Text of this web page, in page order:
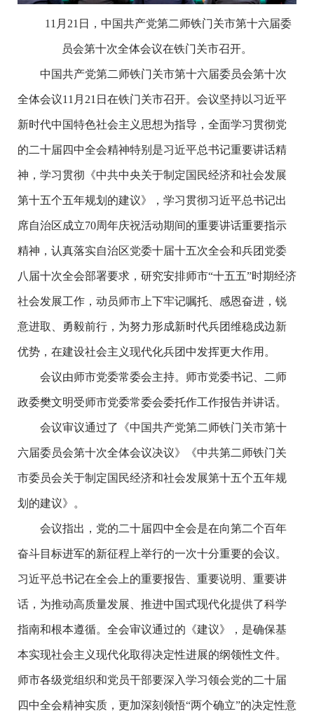
11月21日，中国共产党第二师铁门关市第十六届委
员会第十次全体会议在铁门关市召开。
中国共产党第二师铁门关市第十六届委员会第十次
全体会议11月21日在铁门关市召开。会议坚持以习近平
新时代中国特色社会主义思想为指导，全面学习贯彻党
的二十届四中全会精神特别是习近平总书记重要讲话精
神，学习贯彻《中共中央关于制定国民经济和社会发展
第十五个五年规划的建议》，学习贯彻习近平总书记出
席自治区成立70周年庆祝活动期间的重要讲话重要指示
精神，认真落实自治区党委十届十五次全会和兵团党委
八届十次全会部署要求，研究安排师市“十五五”时期经济
社会发展工作，动员师市上下牢记嘱托、感恩奋进，锐
意进取、勇毅前行，为努力形成新时代兵团维稳戍边新
优势，在建设社会主义现代化兵团中发挥更大作用。
会议由师市党委常委会主持。师市党委书记、二师
政委樊文明受师市党委常委会委托作工作报告并讲话。
会议审议通过了《中国共产党第二师铁门关市第十
六届委员会第十次全体会议决议》《中共第二师铁门关
市委员会关于制定国民经济和社会发展第十五个五年规
划的建议》。
会议指出，党的二十届四中全会是在向第二个百年
奋斗目标进军的新征程上举行的一次十分重要的会议。
习近平总书记在全会上的重要报告、重要说明、重要讲
话，为推动高质量发展、推进中国式现代化提供了科学
指南和根本遵循。全会审议通过的《建议》，是确保基
本实现社会主义现代化取得决定性进展的纲领性文件。
师市各级党组织和党员干部要深入学习领会党的二十届
四中全会精神实质，更加深刻领悟“两个确立”的决定性意